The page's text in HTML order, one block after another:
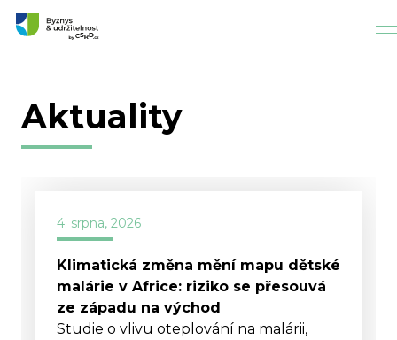
Aktuality
4. srpna, 2026
Klimatická změna mění mapu dětské
malárie v Africe: riziko se přesouvá
ze západu na východ
Studie o vlivu oteplování na malárii,